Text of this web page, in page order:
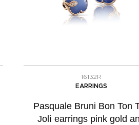
16132R
EARRINGS
Pasquale Bruni Bon Ton
Jolì earrings pink gold